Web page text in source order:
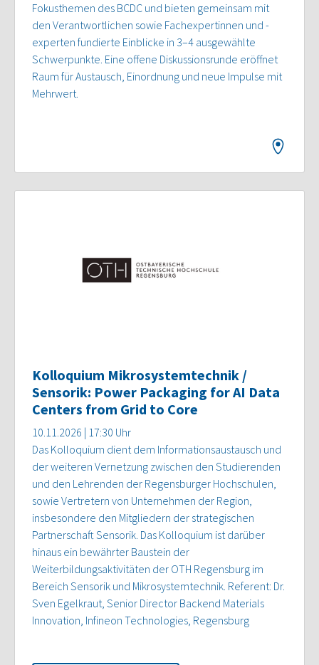
Fokusthemen des BCDC und bieten gemeinsam mit
den Verantwortlichen sowie Fachexpertinnen und -
experten fundierte Einblicke in 3–4 ausgewählte
Schwerpunkte. Eine offene Diskussionsrunde eröffnet
Raum für Austausch, Einordnung und neue Impulse mit
Mehrwert.
Kolloquium Mikrosystemtechnik /
Sensorik: Power Packaging for AI Data
Centers from Grid to Core
10.11.2026 | 17:30 Uhr
Das Kolloquium dient dem Informationsaustausch und
der weiteren Vernetzung zwischen den Studierenden
und den Lehrenden der Regensburger Hochschulen,
sowie Vertretern von Unternehmen der Region,
insbesondere den Mitgliedern der strategischen
Partnerschaft Sensorik. Das Kolloquium ist darüber
hinaus ein bewährter Baustein der
Weiterbildungsaktivitäten der OTH Regensburg im
Bereich Sensorik und Mikrosystemtechnik. Referent: Dr.
Sven Egelkraut, Senior Director Backend Materials
Innovation, Infineon Technologies, Regensburg